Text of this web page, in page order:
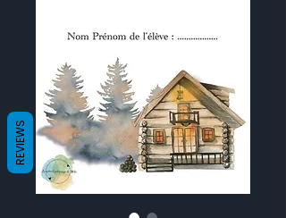
REVIEWS